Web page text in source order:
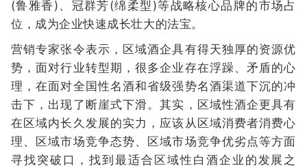
(鲁雅香)、冠群芳(绵柔型)等战略核心品牌的市场占
位，成为企业快速成长壮大的法宝。
营销专家张令表示，区域酒企具有得天独厚的资源优
势，面对行业转型期，很多企业存在浮躁、矛盾的心
理，在面对全国性名酒和省级强势名酒渠道下沉的冲
击下，出现了断崖式下滑。其实，区域性酒企更具有
在区域内长久发展的实力，应该从区域消费者消费心
理、区域市场竞争态势、区域市场竞争优劣点等方面
寻找突破口，找到最适合区域性白酒企业的发展之